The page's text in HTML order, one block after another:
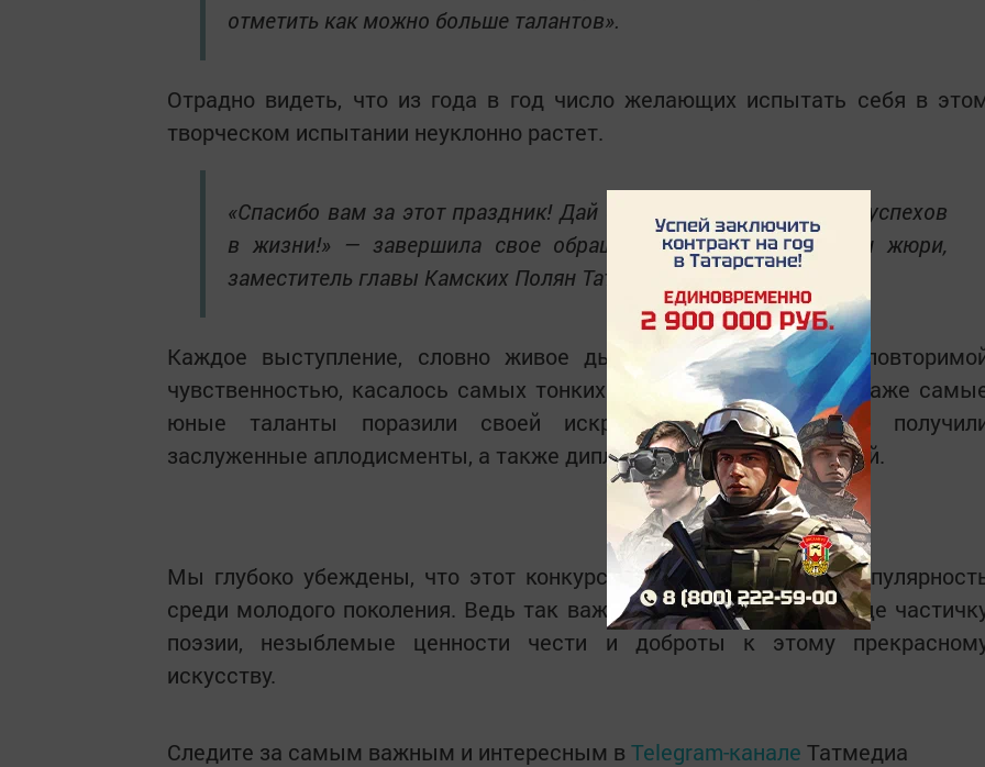
отметить как можно больше талантов».
Отрадно видеть, что из года в год число желающих испытать себя в
творческом испытании неуклонно растет.
«Спасибо вам за этот праздник! Дай бог вам всем творческих успехов
в жизни!» — завершила свое обращение к участникам член жюри,
заместитель главы Камских Полян Татьяна Рантовна Краснова.
Каждое выступление, словно живое дыхание, наполненное
чувственностью, касалось самых тонких струн души зрителей. Даже
юные таланты поразили своей искренностью, энергией и
заслуженные аплодисменты, а также дипломы различных степеней.
Мы глубоко убеждены, что этот конкурс продолжит набирать
среди молодого поколения. Ведь так важно беречь в своем сердце
поэзии, незыблемые ценности чести и доброты к этому
искусству.
Следите за самым важным и интересным в Telegram-канале Татмедиа